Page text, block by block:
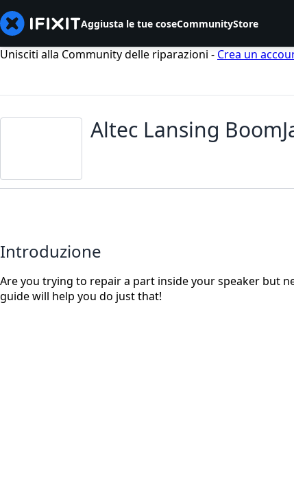
Aggiusta le tue coseCommunityStore
Unisciti alla Community delle riparazioni - Crea un
Altec Lansing
Introduzione
Are you trying to repair a part inside your speaker but
guide will help you do just that!